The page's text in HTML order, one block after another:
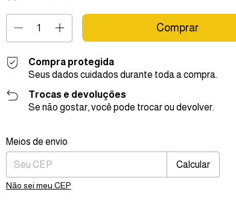
Compra protegida
Seus dados cuidados durante toda a compra.
Trocas e devoluções
Se não gostar, você pode trocar ou devolver.
Entregas para o CEP:
Meios de envio
Calcular
Não sei meu CEP